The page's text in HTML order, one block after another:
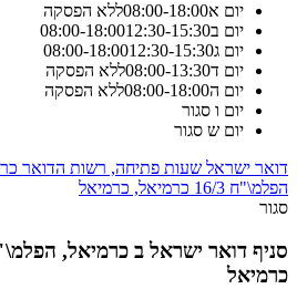
יום א 08:00-18:00
ללא הפסקה
יום ב
08:00-18:0012:30-15:30
יום ג
08:00-18:0012:30-15:30
יום ד
08:00-13:30
ללא הפסקה
יום ה
08:00-18:00
ללא הפסקה
יום ו סגור
יום ש סגור
הפלמ\"ח 16/3 כרמיאל, כרמיאל
סגור
כרמיאל